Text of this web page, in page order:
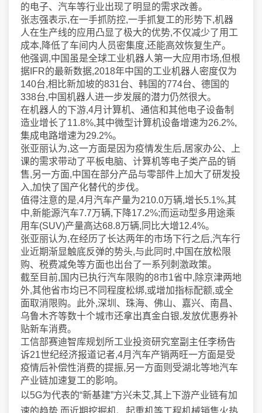
的电子、汽车等行业出现了明显的需求改善。
张志强表示,在一手抓防控,一手抓复工的形势下,机器
人在生产线的应用凸显了极大的优势,不仅减少了用工
成本,降低了车间内人员密集度,还能高效恢复生产。
他强调,中国虽是全球工业机器人第一大应用市场,但根
据IFR的最新数据,2018年中国的工业机器人密度仅为
140台,相比新加坡的831台、韩国的774台、德国的
338台,中国机器人进一步发展的潜力仍然很大。
在机器人的下游,4月计算机、通信和其他电子设备制
造业增长了11.8%,其中微型计算机设备增速为26.2%,
集成电路增速为29.2%。
张亚丽认为,这一方面是因为疫情发生后,居家办公、上
课的需求带动了平板电脑、计算机等电子类产品的销
售,另一方面,中国在部分产品与零部件上加大了研发投
入,加快了国产化替代的步伐。
值得注意的是,4月汽车产量为210.0万辆,增长5.1%,其
中,新能源汽车7.7万辆,下降17.2%;而运动型多用途乘
用车(SUV)产量高达68.8万辆,同比大增12.4%。
张亚丽认为,在经历了长达两年的市场下行之后,汽车行
业近期渐显触底反弹的势头,与此同时,中国在放松限
购、税费减免等方面也出台了一系列刺激政策。
截至目前,国内已执行汽车限购的8市1省中,除京津两地
外,其他省市均已不同程度松绑,或增加指标配额,或全
面取消限购。此外,深圳、珠海、佛山、嘉兴、南昌、
乌鲁木齐等数十个城市还拿出真金白银,发放优惠券补
贴新车消费。
工信部赛迪智库规划所工业投资研究室副主任李杨告
诉21世纪经济报道记者,4月汽车产销两旺一方面是受
疫情后补偿性消费的提振,另一方面则受湖北等地汽车
产业链加速复工的影响。
以5G为代表的“新基建”方兴未艾,其上下游产业链有加